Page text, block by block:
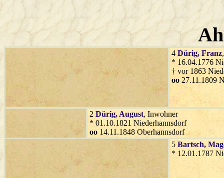
4 Dürig, Franz
* 16.04.1776
† vor 1863
oo 27.11.1809
2 Dürig, August, Inwohner
* 01.10.1821 Niederhannsdorf
oo 14.11.1848 Oberhannsdorf
5 Bartsch,
* 12.01.1787